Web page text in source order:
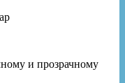
и прозрачному